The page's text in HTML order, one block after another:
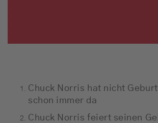
Programm
Musik
Chuck Norris hat nicht
schon immer da
Chuck Norris feiert seinen